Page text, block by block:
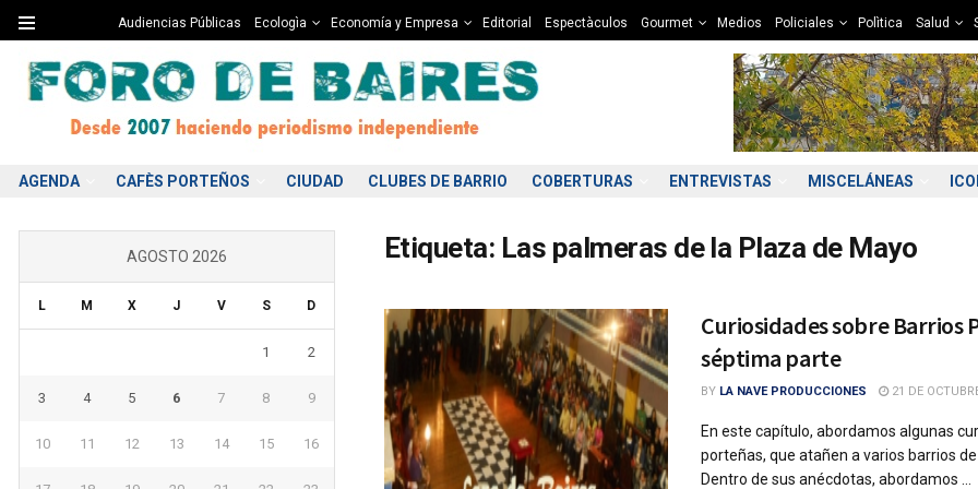
Audiencias Públicas Ecologìa Economía y Empresa Editorial Espectàculos Gourmet Medios Policiales Polìtica Salud
AGENDA CAFÈS PORTEÑOS CIUDAD CLUBES DE BARRIO COBERTURAS ENTREVISTAS MISCELÁNEAS
Etiqueta: Las palmeras de la Plaza de Mayo
Curiosidades sobre Barrios
séptima parte
BY LA NAVE PRODUCCIONES 21 DE
En este capítulo, abordamos algunas
porteñas, que atañen a varios barrios de
Dentro de sus anécdotas, abordamos ...
AGOSTO 2026
L M X J V S D
1 2
3 4 5 6 7 8 9
10 11 12 13 14 15 16